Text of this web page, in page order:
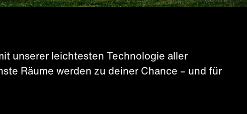
unserer leichtesten Technologie aller
Räume werden zu deiner Chance – und für